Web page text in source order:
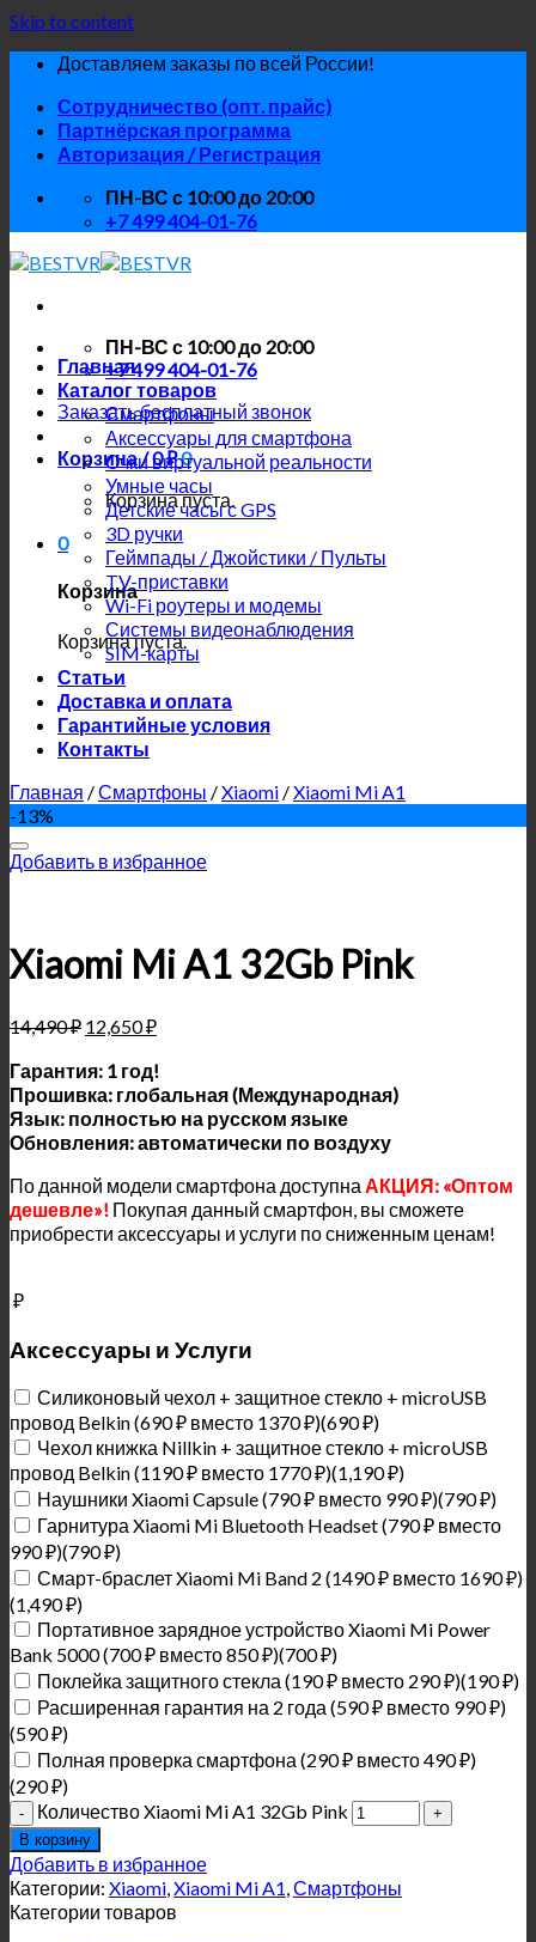
Skip to content
Доставляем заказы по всей России!
Сотрудничество (опт. прайс)
Партнёрская программа
Авторизация / Регистрация
ПН-ВС с 10:00 до 20:00
+7 499 404-01-76
ПН-ВС с 10:00 до 20:00
+7 499 404-01-76
Заказать бесплатный звонок
Корзина /0₽0
Корзина пуста.
0
Корзина
Корзина пуста.
Главная
Каталог товаров
Смартфоны
Аксессуары для смартфона
Очки виртуальной реальности
Умные часы
Детские часы с GPS
3D ручки
Геймпады / Джойстики / Пульты
TV-приставки
Wi-Fi роутеры и модемы
Системы видеонаблюдения
SIM-карты
Статьи
Доставка и оплата
Гарантийные условия
Контакты
Главная /Смартфоны /Xiaomi /Xiaomi Mi A1
-13%
Добавить в избранное
Xiaomi Mi A1 32Gb Pink
14,490₽ 12,650₽
Гарантия: 1 год!
Прошивка: глобальная (Международная)
Язык: полностью на русском языке
Обновления: автоматически по воздуху
По данной модели смартфона доступна АКЦИЯ: «Оптом
дешевле»! Покупая данный смартфон, вы сможете
приобрести аксессуары и услуги по сниженным ценам!
₽
Аксессуары и Услуги
Силиконовый чехол + защитное стекло + microUSB
провод Belkin (690 ₽ вместо 1370 ₽)(690 ₽)
Чехол книжка Nillkin + защитное стекло + microUSB
провод Belkin (1190 ₽ вместо 1770 ₽)(1,190 ₽)
Наушники Xiaomi Capsule (790 ₽ вместо 990 ₽)(790 ₽)
Гарнитура Xiaomi Mi Bluetooth Headset (790 ₽ вместо
990 ₽)(790 ₽)
Смарт-браслет Xiaomi Mi Band 2 (1490 ₽ вместо 1690 ₽)
(1,490 ₽)
Портативное зарядное устройство Xiaomi Mi Power
Bank 5000 (700 ₽ вместо 850 ₽)(700 ₽)
Поклейка защитного стекла (190 ₽ вместо 290 ₽)(190 ₽)
Расширенная гарантия на 2 года (590 ₽ вместо 990 ₽)
(590 ₽)
Полная проверка смартфона (290 ₽ вместо 490 ₽)
(290 ₽)
Количество Xiaomi Mi A1 32Gb Pink
В корзину
Добавить в избранное
Категории: Xiaomi,Xiaomi Mi A1,Смартфоны
Категории товаров